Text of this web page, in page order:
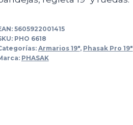
5605922001415
PHO 6618
Armarios 19", Phasak Pro 19"
PHASAK